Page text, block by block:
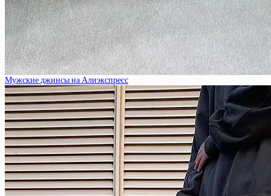
Мужские джинсы на Алиэкспресс